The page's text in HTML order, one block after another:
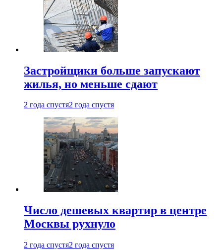
Застройщики больше запускают
жилья, но меньше сдают
2 года спустя2 года спустя
Число дешевых квартир в центре
Москвы рухнуло
2 года спустя2 года спустя